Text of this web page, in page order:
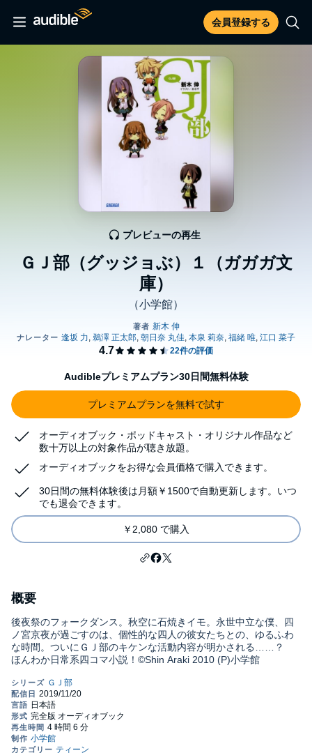
会員登録する
ＧＪ部（グッジョぶ）１（ガガガ文
庫）
（小学館）
プレビューの再生
Audibleプレミアムプラン30日間無料体験
プレミアムプランを無料で試す
オーディオブック・ポッドキャスト・オリジナル作品など
数十万以上の対象作品が聴き放題。
オーディオブックをお得な会員価格で購入できます。
30日間の無料体験後は月額￥1500で自動更新します。いつ
でも退会できます。
￥2,080 で購入
概要
後夜祭のフォークダンス。秋空に石焼きイモ。永世中立な僕、四
ノ宮京夜が過ごすのは、個性的な四人の彼女たちとの、ゆるふわ
な時間。ついにＧＪ部のキケンな活動内容が明かされる……？
ほんわか日常系四コマ小説！©Shin Araki 2010 (P)小学館